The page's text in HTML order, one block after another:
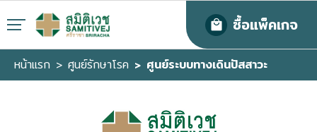
ซื้อแพ็คเกจ
หน้าแรก ศูนย์รักษาโรค ศูนย์ระบบทางเดินปัสสาวะ